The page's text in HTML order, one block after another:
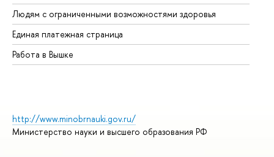
Людям с ограниченными возможностями здоровья
Единая платежная страница
Работа в Вышке
http://www.minobrnauki.gov.ru/
Министерство науки и высшего образования РФ